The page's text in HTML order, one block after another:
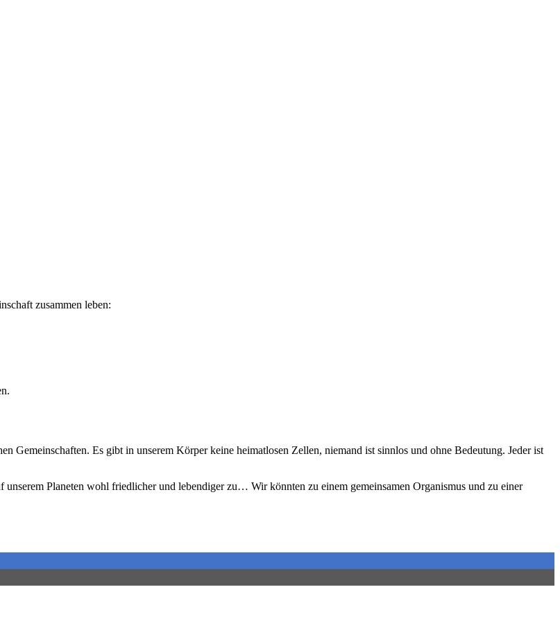
zusammen leben:
Gemeinschaften. Es gibt in unserem Körper keine heimatlosen Zellen, niemand ist sinnlos und ohne Bedeutung. Jeder ist
Planeten wohl friedlicher und lebendiger zu… Wir könnten zu einem gemeinsamen Organismus und zu einer